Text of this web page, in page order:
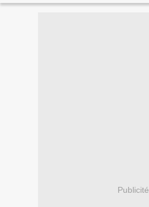
Publicité